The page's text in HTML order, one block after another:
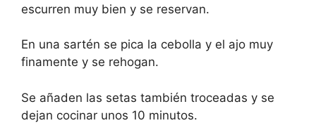
escurren muy bien y se reservan.
En una sartén se pica la cebolla y el ajo muy
finamente y se rehogan.
Se añaden las setas también troceadas y se
dejan cocinar unos 10 minutos.